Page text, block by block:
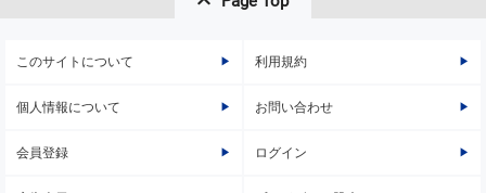
このサイトについて 利用規約
個人情報について お問い合わせ
会員登録 ログイン